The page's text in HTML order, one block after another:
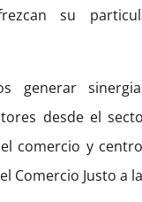
su
generar
desde el
comercio y
Comercio Justo a